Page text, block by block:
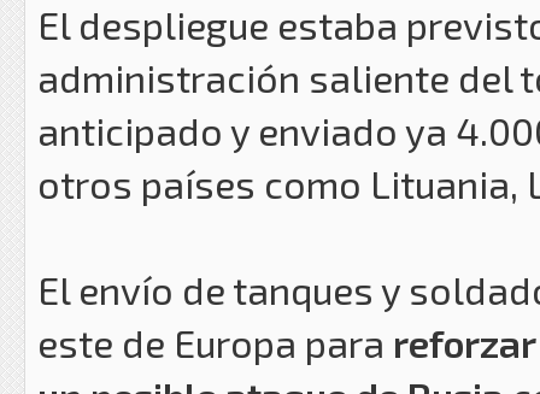
El despliegue estaba
administración saliente del
anticipado y enviado ya
otros países como Lituania,
El envío de tanques y
este de Europa para